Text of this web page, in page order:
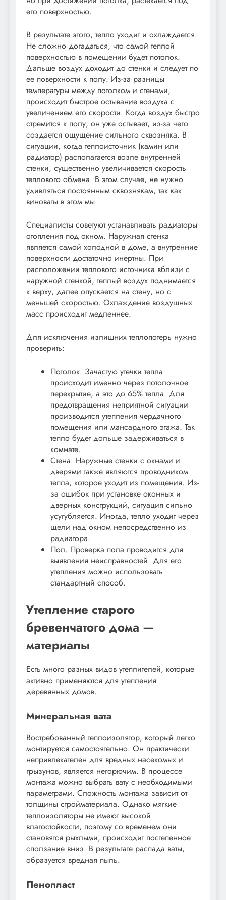
его поверхностью.
В результате этого, тепло уходит и охлаждается.
Не сложно догадаться, что самой теплой
поверхностью в помещении будет потолок.
Дальше воздух доходит до стенки и следует по
ее поверхности к полу. Из-за разницы
температуры между потолком и стенами,
происходит быстрое остывание воздуха с
увеличением его скорости. Когда воздух быстро
стремится к полу, он уже остывает, из-за чего
создается ощущение сильного сквозняка. В
ситуации, когда теплоисточник (камин или
радиатор) располагается возле внутренней
стенки, существенно увеличивается скорость
теплового обмена. В этом случае, не нужно
удивляться постоянным сквознякам, так как
виноваты в этом мы.
Специалисты советуют устанавливать радиаторы
отопления под окном. Наружная стенка
является самой холодной в доме, а внутренние
поверхности достаточно инертны. При
расположении теплового источника вблизи с
наружной стенкой, теплый воздух поднимается
к верху, далее опускается на стену, но с
меньшей скоростью. Охлаждение воздушных
масс происходит медленнее.
Для исключения излишних теплопотерь нужно
проверить:
Потолок. Зачастую утечки тепла
происходит именно через потолочное
перекрытие, а это до 65% тепла. Для
предотвращения неприятной ситуации
производится утепления чердачного
помещения или мансардного этажа. Так
тепло будет дольше задерживаться в
комнате.
Стена. Наружные стенки с окнами и
дверями также являются проводником
тепла, которое уходит из помещения. Из-
за ошибок при установке оконных и
дверных конструкций, ситуация сильно
усугубляется. Иногда, тепло уходит через
щели над окном непосредственно из
радиатора.
Пол. Проверка пола проводится для
выявления неисправностей. Для его
утепления можно использовать
стандартный способ.
Утепление старого
бревенчатого дома —
материалы
Есть много разных видов утеплителей, которые
активно применяются для утепления
деревянных домов.
Минеральная вата
Востребованный теплоизолятор, который легко
монтируется самостоятельно. Он практически
непривлекателен для вредных насекомых и
грызунов, является негорючим. В процессе
монтажа можно выбрать вату с необходимыми
параметрами. Сложность монтажа зависит от
толщины стройматериала. Однако мягкие
теплоизоляторы не имеют высокой
влагостойкости, поэтому со временем они
становятся рыхлыми, происходит постепенное
сползание вниз. В результате распада ваты,
образуется вредная пыль.
Пенопласт